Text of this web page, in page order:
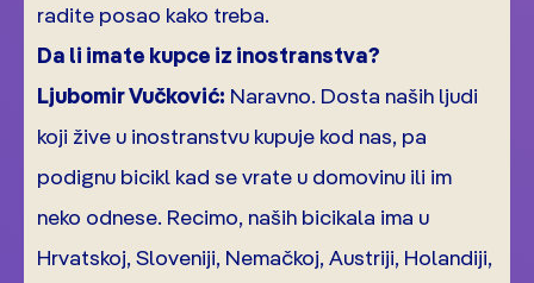
radite posao kako treba.
Da li imate kupce iz inostranstva?
Ljubomir Vučković: Naravno. Dosta naših ljudi
koji žive u inostranstvu kupuje kod nas, pa
podignu bicikl kad se vrate u domovinu ili im
neko odnese. Recimo, naših bicikala ima u
Hrvatskoj, Sloveniji, Nemačkoj, Austriji, Holandiji,